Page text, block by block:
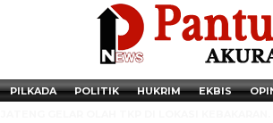
PILKADA POLITIK HUKRIM EKBIS